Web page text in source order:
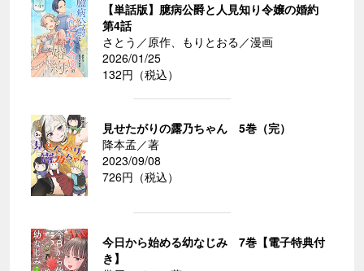
【単話版】臆病公爵と人見知り令嬢の婚約
第4話
さとう／原作、もりとおる／漫画
2026/01/25
132円（税込）
見せたがりの露乃ちゃん 5巻（完）
降本孟／著
2023/09/08
726円（税込）
今日から始める幼なじみ 7巻【電子特典付
き】